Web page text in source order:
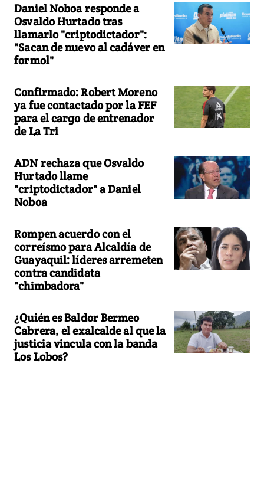
Daniel Noboa responde a
Osvaldo Hurtado tras
llamarlo "criptodictador":
"Sacan de nuevo al cadáver en
formol"
Confirmado: Robert Moreno
ya fue contactado por la FEF
para el cargo de entrenador
de La Tri
ADN rechaza que Osvaldo
Hurtado llame
"criptodictador" a Daniel
Noboa
Rompen acuerdo con el
correísmo para Alcaldía de
Guayaquil: líderes arremeten
contra candidata
"chimbadora"
¿Quién es Baldor Bermeo
Cabrera, el exalcalde al que la
justicia vincula con la banda
Los Lobos?